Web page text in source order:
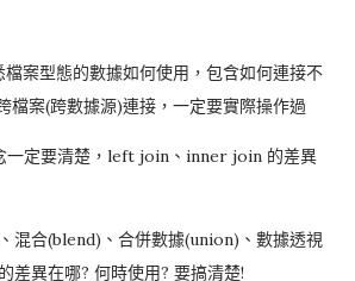
檔案型態的數據如何使用，包含如何連接不
檔案(跨數據源)連接，一定要實際操作過
一定要清楚，left join 、inner join 的差異
、混合(blend) 、合併數據(union) 、數據透視
的差異在哪?何時使用?要搞清楚!